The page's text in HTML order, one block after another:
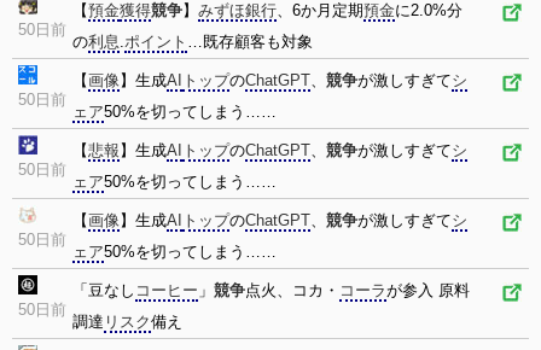
50日前
【預金獲得競争】 みずほ銀行、6か月定期預金に2.0%分
の利息.ポイント …既存顧客も対象
50日前
【画像】生成AI トップのChatGPT、 競争が激しすぎてシ
ェア50%を切ってしまう……
50日前
【悲報 】生成AI トップのChatGPT、 競争が激しすぎてシ
ェア50%を切ってしまう……
50日前
【画像】生成AI トップのChatGPT、 競争が激しすぎてシ
ェア50%を切ってしまう……
50日前
「豆なし コーヒー 」 競争点火、コカ・ コーラが参入 原料
調達 リスク備え